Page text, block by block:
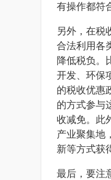
有操作都符
另外，在税
合法利用各
降低税负。
开发、环保
的税收优惠
的方式参与
收减免。此
产业聚集地
新等方式获
最后，要注